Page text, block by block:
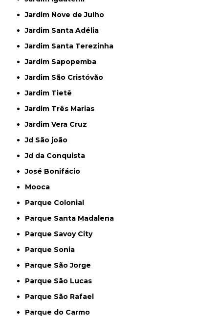
Jardim Nove de Julho
Jardim Santa Adélia
Jardim Santa Terezinha
Jardim Sapopemba
Jardim São Cristóvão
Jardim Tietê
Jardim Três Marias
Jardim Vera Cruz
Jd São joão
Jd da Conquista
José Bonifácio
Mooca
Parque Colonial
Parque Santa Madalena
Parque Savoy City
Parque Sonia
Parque São Jorge
Parque São Lucas
Parque São Rafael
Parque do Carmo